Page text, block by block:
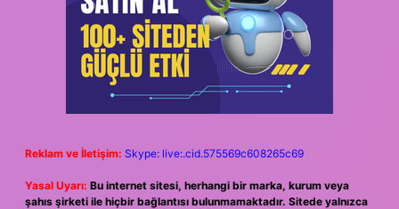
Reklam ve İletişim: Skype: live:.cid.575569c608265c69
Yasal Uyarı: Bu internet sitesi, herhangi bir marka, kurum veya
şahıs şirketi ile hiçbir bağlantısı bulunmamaktadır. Sitede yalnızca